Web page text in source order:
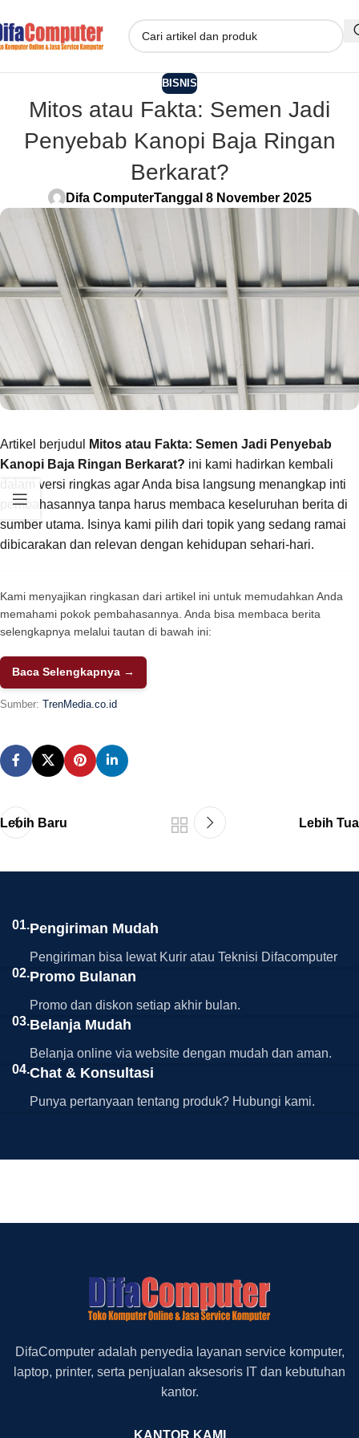
BISNIS
Mitos atau Fakta: Semen Jadi
Penyebab Kanopi Baja Ringan
Berkarat?
Difa ComputerTanggal 8 November 2025
Artikel berjudul
Mitos atau Fakta: Semen Jadi Penyebab
Kanopi Baja Ringan Berkarat? ini kami hadirkan kembali
dalam versi ringkas agar Anda bisa langsung menangkap inti
pembahasannya tanpa harus membaca keseluruhan berita di
sumber utama. Isinya kami pilih dari topik yang sedang ramai
dibicarakan dan relevan dengan kehidupan sehari-hari.
Kami menyajikan ringkasan dari artikel ini untuk memudahkan Anda
memahami pokok pembahasannya. Anda bisa membaca berita
selengkapnya melalui tautan di bawah ini:
Baca Selengkapnya →
Sumber: TrenMedia.co.id
Lebih Baru Lebih Tua
01.Pengiriman Mudah
Pengiriman bisa lewat Kurir atau Teknisi Difacomputer
02.Promo Bulanan
Promo dan diskon setiap akhir bulan.
03.Belanja Mudah
Belanja online via website dengan mudah dan aman.
04.Chat & Konsultasi
Punya pertanyaan tentang produk? Hubungi kami.
DifaComputer adalah penyedia layanan service komputer,
laptop, printer, serta penjualan aksesoris IT dan kebutuhan
kantor.